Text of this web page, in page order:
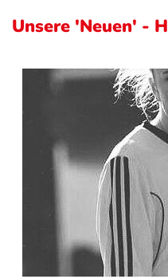
Unsere 'Neuen' -